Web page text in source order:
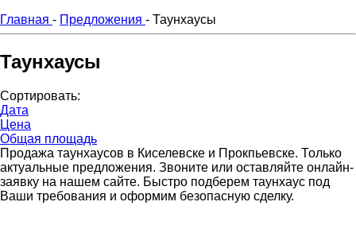
Главная - Предложения - Таунхаусы
Таунхаусы
Сортировать:
Дата
Цена
Общая площадь
Продажа таунхаусов в Киселевске и Прокпьевске. Только
актуальные предложения. Звоните или оставляйте онлайн-
заявку на нашем сайте. Быстро подберем таунхаус под
Ваши требования и оформим безопасную сделку.